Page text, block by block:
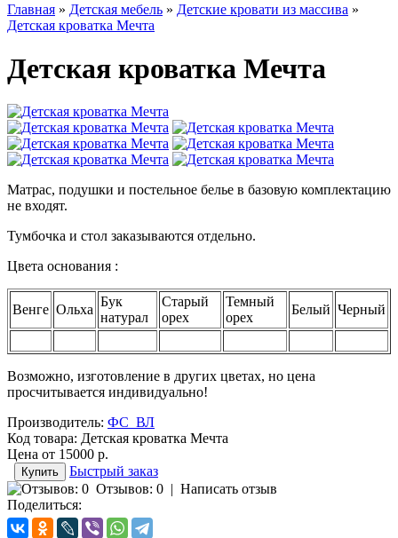
Главная » Детская мебель » Детские кровати из массива »
Детская кроватка Мечта
Детская кроватка Мечта
Матрас, подушки и постельное белье в базовую комплектацию
не входят.
Тумбочка и стол заказываются отдельно.
Цвета основания :
Венге Ольха
Бук
натурал
Старый
орех
Темный
орех
Белый Черный
Возможно, изготовление в других цветах, но цена
просчитывается индивидуально!
Производитель: ФС_ВЛ
Код товара: Детская кроватка Мечта
Цена от 15000 р.
Быстрый заказ
Отзывов: 0 | Написать отзыв
Поделиться: